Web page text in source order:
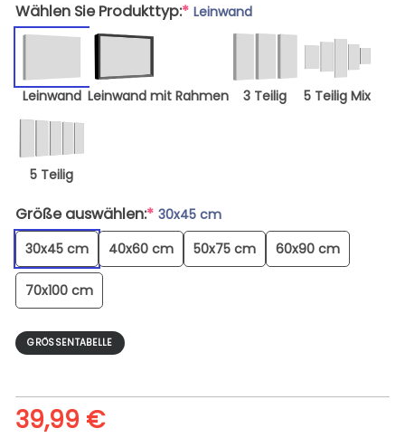
Wählen Sie Produkttyp:* Leinwand
Leinwand Leinwand mit Rahmen 3 Teilig 5 Teilig Mix
5 Teilig
Größe auswählen:* 30x45 cm
30x45 cm
40x60 cm 50x75 cm 60x90 cm
70x100 cm
GRÖSSENTABELLE
39,99 €